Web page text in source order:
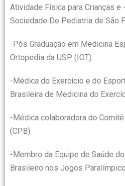
Atividade Física para Crianças
Sociedade De Pediatria de São
-Pós Graduação em Medicina
Ortopedia da USP (IOT).
-Médica do Exercício e do
Brasileira de Medicina do
-Médica colaboradora do
(CPB).
-Membro da Equipe de Saúde
Brasileiro nos Jogos